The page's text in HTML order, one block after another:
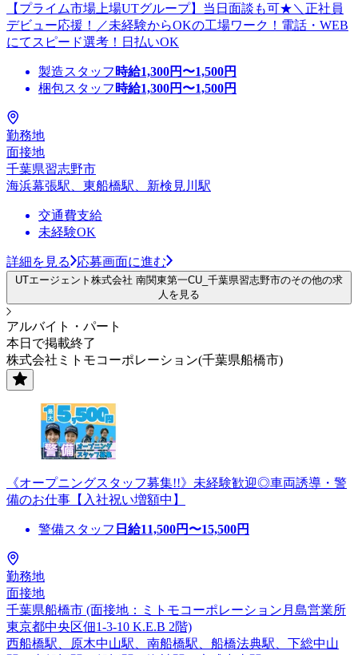
【プライム市場上場UTグループ】当日面談も可★＼正社員
デビュー応援！／未経験からOKの工場ワーク！電話・WEB
にてスピード選考！日払いOK
製造スタッフ 時給1,300円〜1,500円
梱包スタッフ 時給1,300円〜1,500円
勤務地
面接地
千葉県習志野市
海浜幕張駅、東船橋駅、新検見川駅
交通費支給
未経験OK
詳細を見る 応募画面に進む
UTエージェント株式会社 南関東第一CU_千葉県習志野市のその他の求
人を見る
アルバイト・パート
本日で掲載終了
株式会社ミトモコーポレーション(千葉県船橋市)
《オープニングスタッフ募集!!》未経験歓迎◎車両誘導・警
備のお仕事【入社祝い増額中】
警備スタッフ 日給11,500円〜15,500円
勤務地
面接地
千葉県船橋市 (面接地：ミトモコーポレーション月島営業所
東京都中央区佃1-3-10 K.E.B 2階)
西船橋駅、原木中山駅、南船橋駅、船橋法典駅、下総中山